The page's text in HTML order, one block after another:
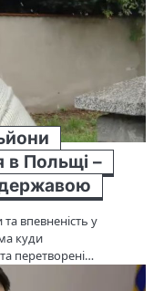
в Польщі –
державою
впевненість у
куди
перетворені…